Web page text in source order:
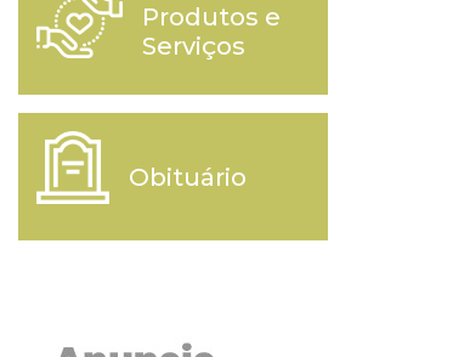
Produtos e
Serviços
Obituário